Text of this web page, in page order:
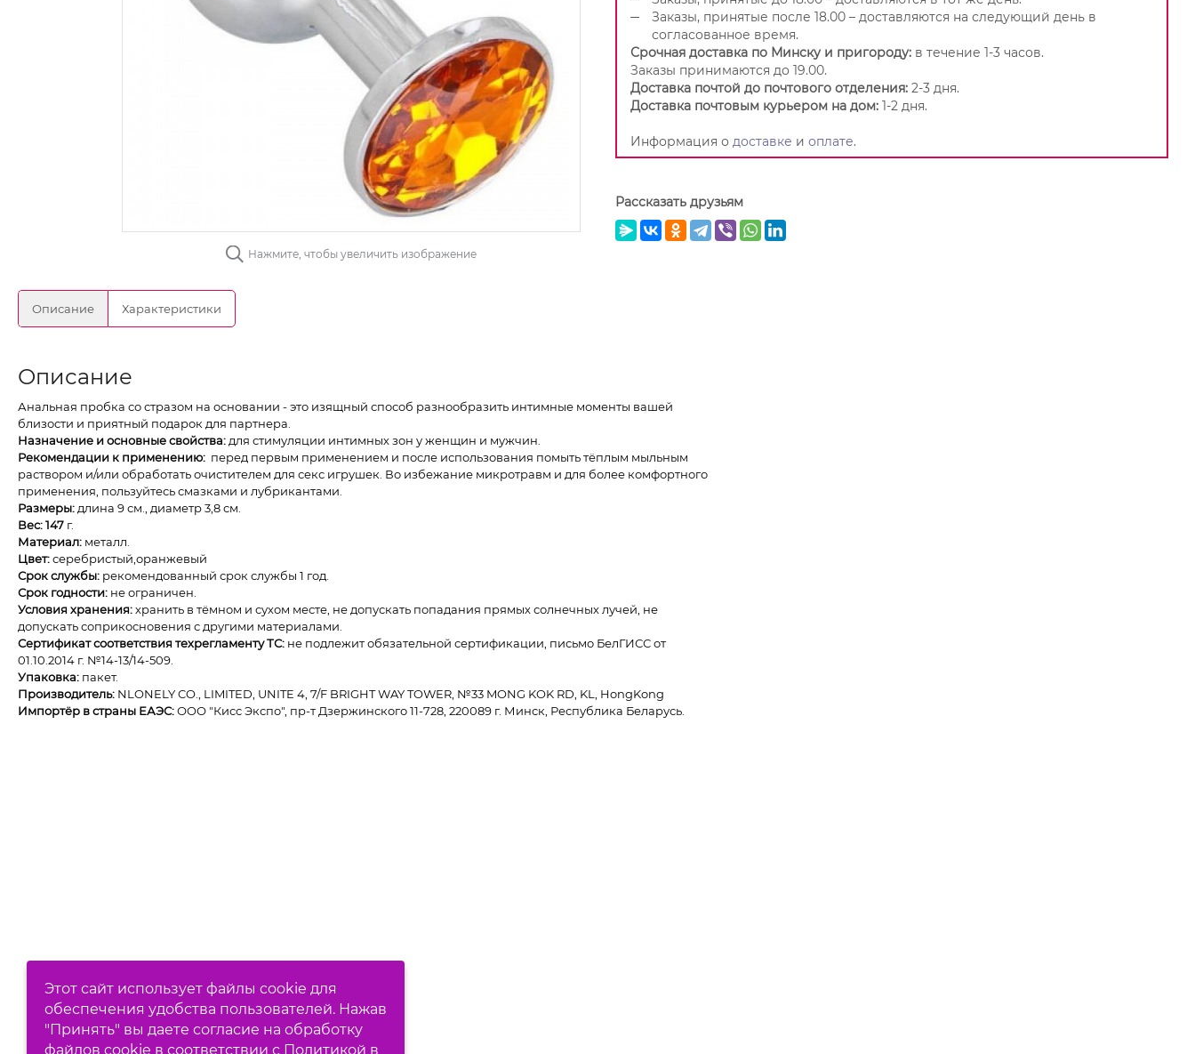
Нажмите, чтобы увеличить изображение
Заказы, принятые после 18.00 – доставляются на следующий день в
согласованное время.
Срочная доставка по Минску и пригороду: в течение 1-3 часов.
Заказы принимаются до 19.00.
Доставка почтой до почтового отделения: 2-3 дня.
Доставка почтовым курьером на дом: 1-2 дня.
Информация о доставке и оплате.
Рассказать друзьям
Описание Характеристики
Описание
Анальная пробка со стразом на основании - это изящный способ разнообразить интимные моменты вашей
близости и приятный подарок для партнера.
Назначение и основные свойства:для стимуляции интимных зон у женщин и мужчин.
Рекомендации к применению: перед первым применением и после использования помыть тёплым мыльным
раствором и/или обработать очистителем для секс игрушек. Во избежание микротравм и для более комфортного
применения, пользуйтесь смазками и лубрикантами.
Размеры:длина 9 см., диаметр 3,8 см.
Вес:147 г.
Материал: металл.
Цвет:серебристый,оранжевый
Срок службы: рекомендованный срок службы 1 год.
Срок годности: не ограничен.
Условия хранения:хранить в тёмном и сухом месте, не допускать попадания прямых солнечных лучей, не
допускать соприкосновения с другими материалами.
Сертификат соответствия техрегламенту ТС: не подлежит обязательной сертификации, письмо БелГИСС от
01.10.2014 г. №14-13/14-509.
Упаковка: пакет.
Производитель: NLONELY CO., LIMITED, UNITE 4, 7/F BRIGHT WAY TOWER, №33 MONG KOK RD, KL, HongKong
Импортёр в страны ЕАЭС:ОOО "Кисс Экспо", пр-т Дзержинского 11-728, 220089 г. Минск, Республика Беларусь.
Этот сайт использует файлы cookie для
обеспечения удобства пользователей. Нажав
"Принять" вы даете согласие на обработку
файлов cookie в соответствии с Политикой в